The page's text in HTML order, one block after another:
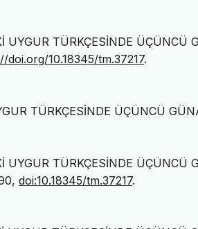
UYGUR TÜRKÇESİNDE ÜÇÜNCÜ
doi.org/10.18345/tm.37217.
TÜRKÇESİNDE ÜÇÜNCÜ
UYGUR TÜRKÇESİNDE ÜÇÜNCÜ
doi:10.18345/tm.37217.